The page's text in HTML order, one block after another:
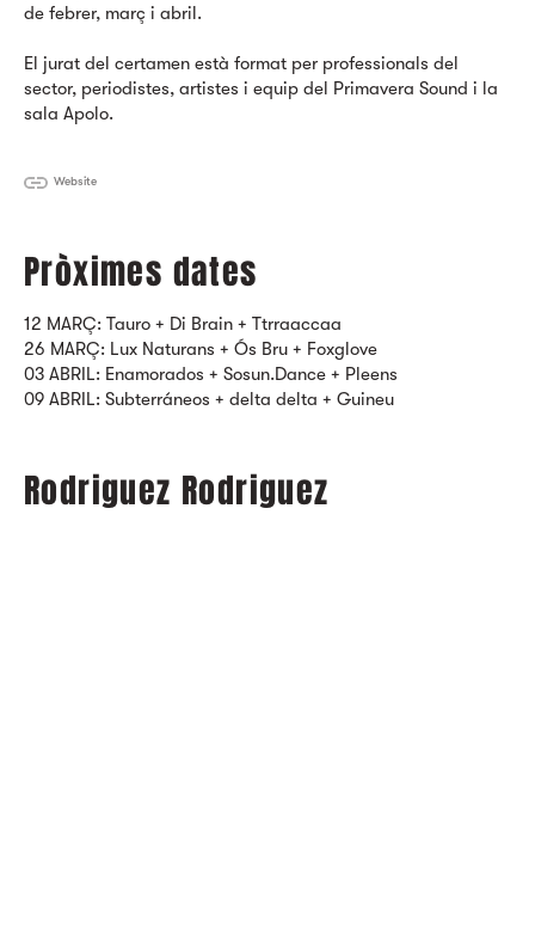
de febrer, març i abril.
El jurat del certamen està format per professionals del
sector, periodistes, artistes i equip del Primavera Sound i la
sala Apolo.
Website
Pròximes dates
12 MARÇ: Tauro + Di Brain + Ttrraaccaa
26 MARÇ: Lux Naturans + Ós Bru + Foxglove
03 ABRIL: Enamorados + Sosun.Dance + Pleens
09 ABRIL: Subterráneos + delta delta + Guineu
Rodriguez Rodriguez